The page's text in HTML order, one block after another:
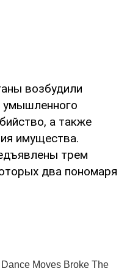
возбудили
умышленного
а также
имущества.
трем
два пономаря